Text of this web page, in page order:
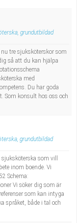
grundutbildad
tre sjuksköterskor som
så att du kan hjälpa
med
Du har goda
Som konsult hos oss och
grundutbildad
som vill
inom boende. Vi
Schema:
Vi söker dig som är
som kan intyga
språket, både i tal och